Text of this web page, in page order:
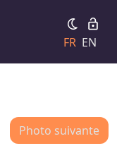
FR EN
Photo suivante